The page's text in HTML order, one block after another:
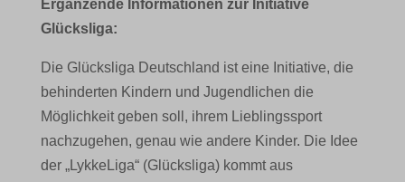
Ergänzende Informationen zur Initiative
Glücksliga:
Die Glücksliga Deutschland ist eine Initiative, die
behinderten Kindern und Jugendlichen die
Möglichkeit geben soll, ihrem Lieblingssport
nachzugehen, genau wie andere Kinder. Die Idee
der „LykkeLiga“ (Glücksliga) kommt aus